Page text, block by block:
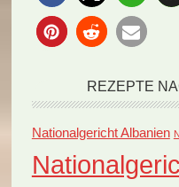
REZEPTE
Nationalgericht Albanien